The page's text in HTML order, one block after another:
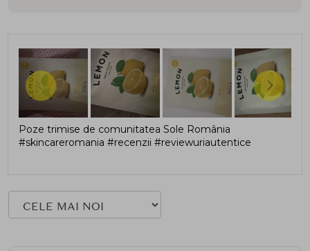
Poze trimise de comunitatea Sole România
#skincareromania #recenzii #reviewuriautentice